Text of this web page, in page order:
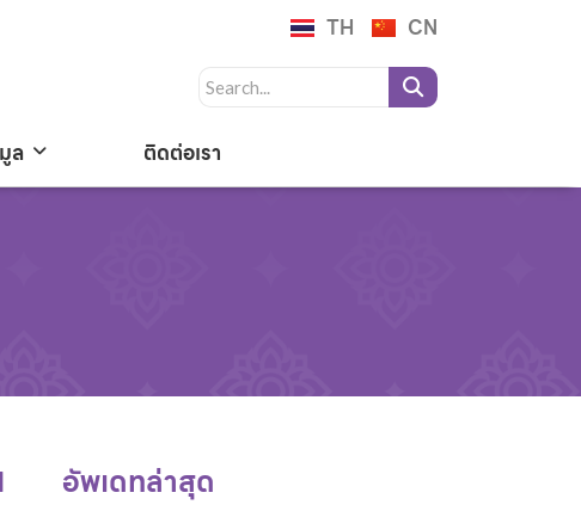
TH CN
ล ติดต่อเรา
อัพเดทล่าสุด